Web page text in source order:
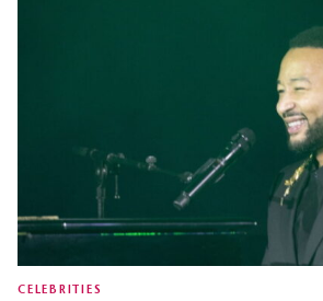
CELEBRITIES